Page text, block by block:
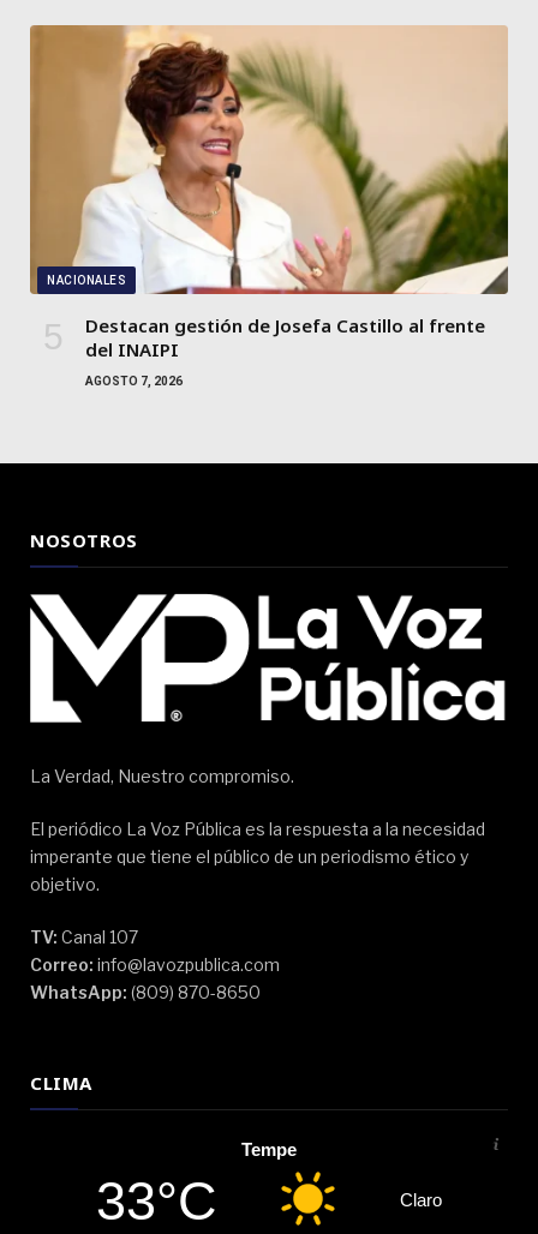
NACIONALES
Destacan gestión de Josefa Castillo al frente
del INAIPI
AGOSTO 7, 2026
NOSOTROS
La Verdad, Nuestro compromiso.
El periódico La Voz Pública es la respuesta a la necesidad
imperante que tiene el público de un periodismo ético y
objetivo.
TV: Canal 107
Correo: info@lavozpublica.com
WhatsApp: (809) 870-8650
CLIMA
Tempe
33°C Claro